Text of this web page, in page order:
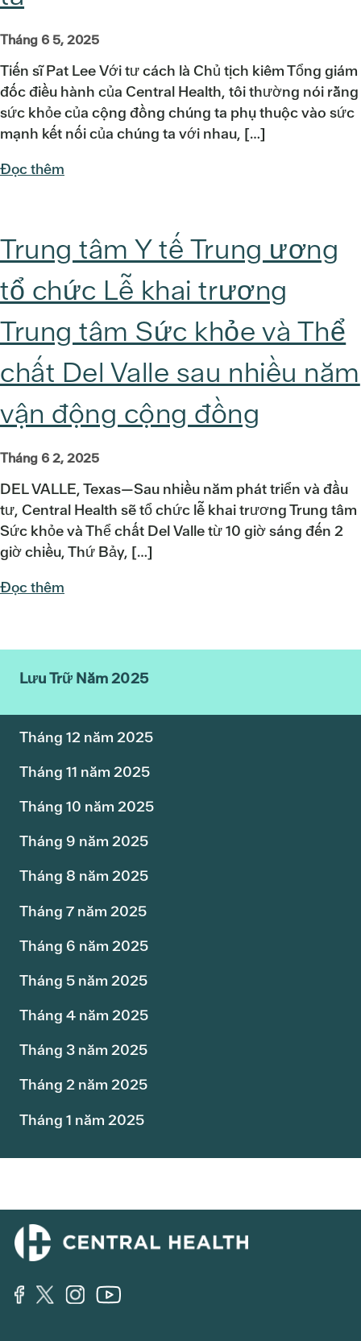
Tháng 6 5, 2025
Tiến sĩ Pat Lee Với tư cách là Chủ tịch kiêm Tổng giám
đốc điều hành của Central Health, tôi thường nói rằng
sức khỏe của cộng đồng chúng ta phụ thuộc vào sức
mạnh kết nối của chúng ta với nhau, […]
Đọc thêm
Trung tâm Y tế Trung ương
tổ chức Lễ khai trương
Trung tâm Sức khỏe và Thể
chất Del Valle sau nhiều năm
vận động cộng đồng
Tháng 6 2, 2025
DEL VALLE, Texas—Sau nhiều năm phát triển và đầu
tư, Central Health sẽ tổ chức lễ khai trương Trung tâm
Sức khỏe và Thể chất Del Valle từ 10 giờ sáng đến 2
giờ chiều, Thứ Bảy, […]
Đọc thêm
Lưu Trữ Năm 2025
Tháng 12 năm 2025
Tháng 11 năm 2025
Tháng 10 năm 2025
Tháng 9 năm 2025
Tháng 8 năm 2025
Tháng 7 năm 2025
Tháng 6 năm 2025
Tháng 5 năm 2025
Tháng 4 năm 2025
Tháng 3 năm 2025
Tháng 2 năm 2025
Tháng 1 năm 2025